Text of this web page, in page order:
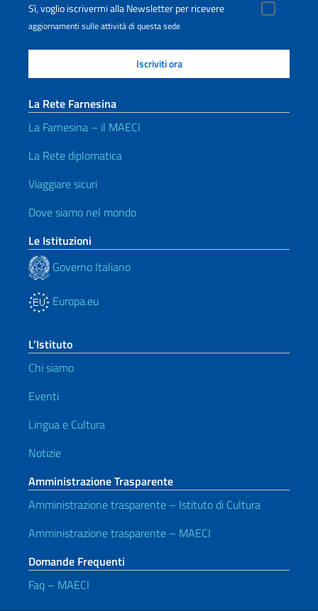
Sì, voglio iscrivermi alla Newsletter per ricevere
aggiornamenti sulle attività di questa sede
La Rete Farnesina
La Farnesina – il MAECI
La Rete diplomatica
Viaggiare sicuri
Dove siamo nel mondo
Le Istituzioni
Governo Italiano
Europa.eu
L’Istituto
Chi siamo
Eventi
Lingua e Cultura
Notizie
Amministrazione Trasparente
Amministrazione trasparente – Istituto di Cultura
Amministrazione trasparente – MAECI
Domande Frequenti
Faq – MAECI